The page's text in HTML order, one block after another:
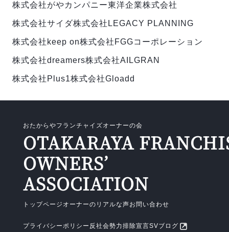
株式会社がやカンパニー東洋企業株式会社
株式会社サイダ株式会社LEGACY PLANNING
株式会社keep on株式会社FGGコーポレーション
株式会社dreamers株式会社AILGRAN
株式会社Plus1株式会社Gloadd
おたからやフランチャイズオーナーの会
OTAKARAYA
OWNERS’
ASSOCIATION
トップページ オーナーのリアルな声お問い合わせ
プライバシーポリシー 反社会勢力排除宣言SVブログ